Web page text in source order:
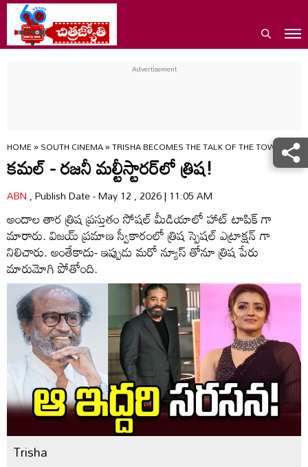
HOME»SOUTH CINEMA»TRISHA BECOMES THE TALK OF THE TOWN
కమల్ - రజనీ మల్టీస్టారర్‌లో త్రిష!
ABN, Publish Date - May 12 , 2026 | 11:05 AM
అందాల తార త్రిష ప్రస్తుతం సోషల్ మీడియాలో హాట్ టాపిక్ గా
మారారు. విజయ్ ప్రమాణ స్వీకారంలో త్రిష స్పెషల్ ఎట్రాక్షన్ గా
నిలిచారు. అంతేకాదు- ఇప్పుడు మరో న్యూస్ తోనూ త్రిష పేరు
మారుమోగి పోతోంది.
Trisha